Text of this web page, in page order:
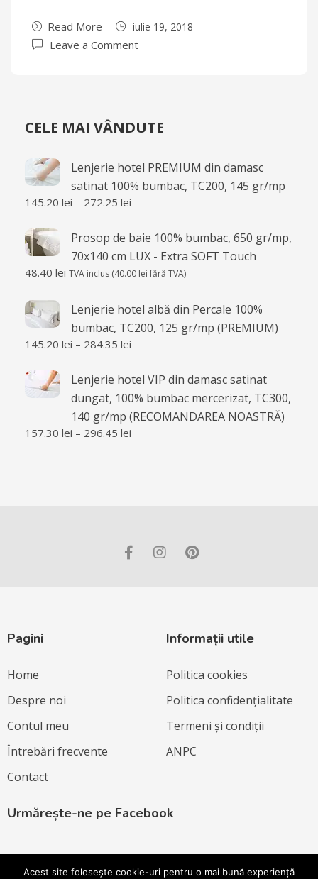
Read More iulie 19, 2018
Leave a Comment
CELE MAI VÂNDUTE
Lenjerie hotel PREMIUM din damasc
satinat 100% bumbac, TC200, 145 gr/mp
145.20 lei – 272.25 lei
Prosop de baie 100% bumbac, 650 gr/mp,
70x140 cm LUX - Extra SOFT Touch
48.40 lei TVA inclus (40.00 lei fără TVA)
Lenjerie hotel albă din Percale 100%
bumbac, TC200, 125 gr/mp (PREMIUM)
145.20 lei – 284.35 lei
Lenjerie hotel VIP din damasc satinat
dungat, 100% bumbac mercerizat, TC300,
140 gr/mp (RECOMANDAREA NOASTRĂ)
157.30 lei – 296.45 lei
Pagini
Home
Despre noi
Contul meu
Întrebări frecvente
Contact
Informații utile
Politica cookies
Politica confidențialitate
Termeni și condiții
ANPC
Urmărește-ne pe Facebook
Acest site folosește cookie-uri pentru o mai bună experiență